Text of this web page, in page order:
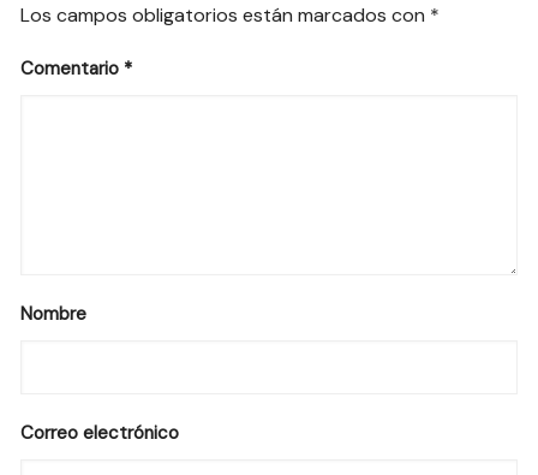
Los campos obligatorios están marcados con *
Comentario *
Nombre
Correo electrónico